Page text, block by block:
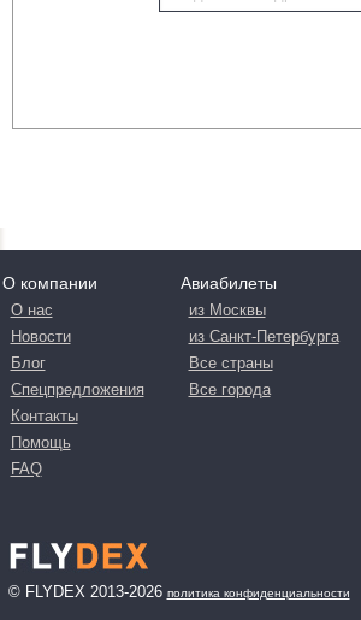
О компании
О нас
Новости
Блог
Спецпредложения
Контакты
Помощь
FAQ
Авиабилеты
из Москвы
из Санкт-Петербурга
Все страны
Все города
© FLYDEX 2013-2026 политика конфиденциальности